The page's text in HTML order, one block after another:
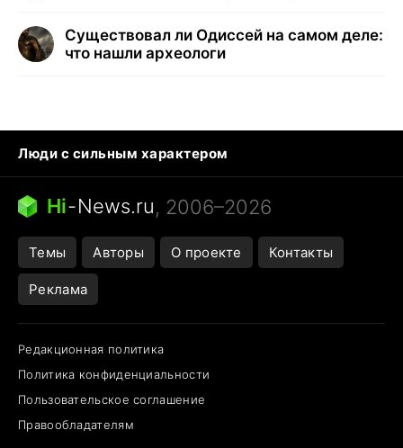
Существовал ли Одиссей на самом деле:
что нашли археологи
Люди с сильным характером
Кошка писает на кровать
Тунцы в океанариуме
Ядовитые пауки России
Города в ядерной войне
Открытие в Google Maps
Hi-News.ru, 2006–2026
Темы Авторы О проекте Контакты
Реклама
Редакционная политика
Политика конфиденциальности
Пользовательское соглашение
Правообладателям